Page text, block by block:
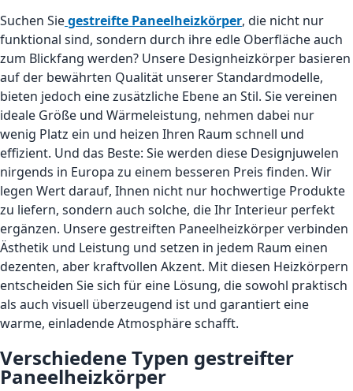
Suchen Siegestreifte Paneelheizkörper, die nicht nur
funktional sind, sondern durch ihre edle Oberfläche auch
zum Blickfang werden? Unsere Designheizkörper basieren
auf der bewährten Qualität unserer Standardmodelle,
bieten jedoch eine zusätzliche Ebene an Stil. Sie vereinen
ideale Größe und Wärmeleistung, nehmen dabei nur
wenig Platz ein und heizen Ihren Raum schnell und
effizient. Und das Beste: Sie werden diese Designjuwelen
nirgends in Europa zu einem besseren Preis finden. Wir
legen Wert darauf, Ihnen nicht nur hochwertige Produkte
zu liefern, sondern auch solche, die Ihr Interieur perfekt
ergänzen. Unsere gestreiften Paneelheizkörper verbinden
Ästhetik und Leistung und setzen in jedem Raum einen
dezenten, aber kraftvollen Akzent. Mit diesen Heizkörpern
entscheiden Sie sich für eine Lösung, die sowohl praktisch
als auch visuell überzeugend ist und garantiert eine
warme, einladende Atmosphäre schafft.
Verschiedene Typen gestreifter
Paneelheizkörper